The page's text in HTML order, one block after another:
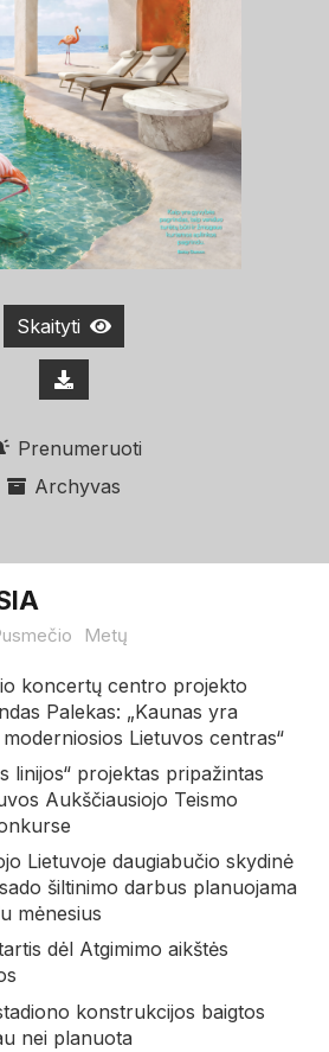
Skaityti
Prenumeruoti
Archyvas
Metų
koncertų centro projekto
Palekas: „Kaunas yra
Lietuvos centras“
linijos“ projektas pripažintas
Aukščiausiojo Teismo
Lietuvoje daugiabučio skydinė
šiltinimo darbus planuojama
mėnesius
dėl Atgimimo aikštės
konstrukcijos baigtos
nei planuota